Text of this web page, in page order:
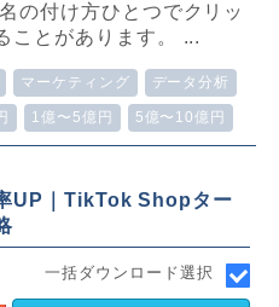
の付け方ひとつでクリッ
ことがあります。 ...
マーケティング データ分析
1億〜5億円 5億〜10億円
UP｜TikTok Shopター
一括ダウンロード選択